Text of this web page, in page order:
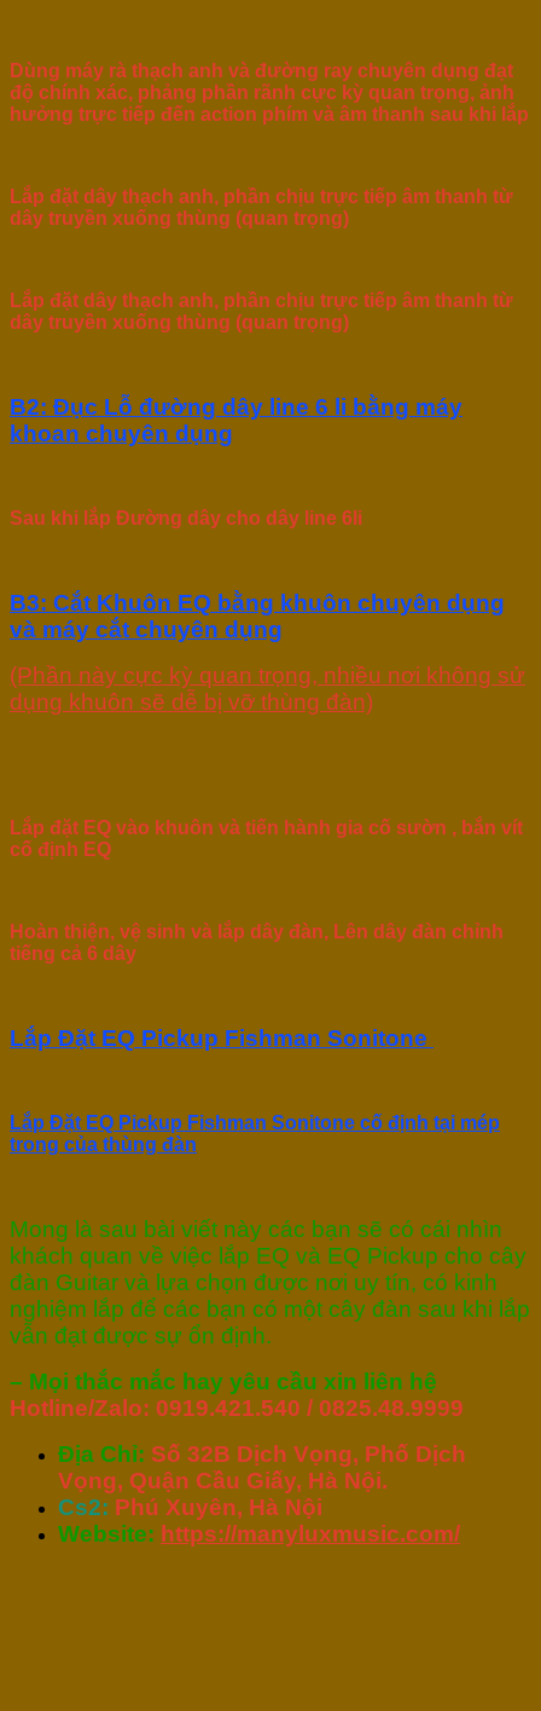
Dùng máy rà thạch anh và đường ray chuyên dụng đạt
độ chính xác, phảng phần rãnh cực kỳ quan trọng, ảnh
hưởng trực tiếp đến action phím và âm thanh sau khi lắp
Lắp đặt dây thạch anh, phần chịu trực tiếp âm thanh từ
dây truyền xuống thùng (quan trọng)
Lắp đặt dây thạch anh, phần chịu trực tiếp âm thanh từ
dây truyền xuống thùng (quan trọng)
B2: Đục Lỗ đường dây line 6 li bằng máy
khoan chuyên dụng
Sau khi lắp Đường dây cho dây line 6li
B3: Cắt Khuôn EQ bằng khuôn chuyên dụng
và máy cắt chuyên dụng
(Phần này cực kỳ quan trọng, nhiều nơi không sử
dụng khuôn sẽ dễ bị vỡ thùng đàn)
Lắp đặt EQ vào khuôn và tiến hành gia cố sườn , bắn vít
cố định EQ
Hoàn thiện, vệ sinh và lắp dây đàn, Lên dây đàn chỉnh
tiếng cả 6 dây
Lắp Đặt EQ Pickup Fishman Sonitone
Lắp Đặt EQ Pickup Fishman Sonitone cố định tại mép
trong của thùng đàn
Mong là sau bài viết này các bạn sẽ có cái nhìn
khách quan về việc lắp EQ và EQ Pickup cho cây
đàn Guitar và lựa chọn được nơi uy tín, có kinh
nghiệm lắp để các bạn có một cây đàn sau khi lắp
vẫn đạt được sự ổn định.
– Mọi thắc mắc hay yêu cầu xin liên hệ
Hotline/Zalo: 0919.421.540 / 0825.48.9999
Địa Chỉ: Số 32B Dịch Vọng, Phố Dịch
Vọng, Quận Cầu Giấy, Hà Nội.
Cs2: Phú Xuyên, Hà Nội
Website: https://manyluxmusic.com/